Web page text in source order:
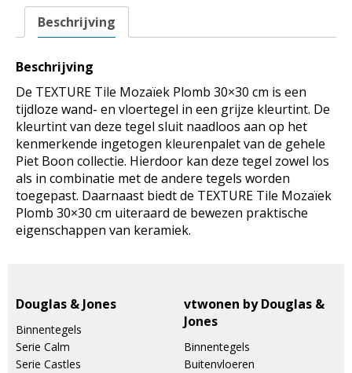
Tile
Mozaïek
30x30
Beschrijving
Beschrijving
De TEXTURE Tile Mozaïek Plomb 30×30 cm is een
tijdloze wand- en vloertegel in een grijze kleurtint. De
kleurtint van deze tegel sluit naadloos aan op het
kenmerkende ingetogen kleurenpalet van de gehele
Piet Boon collectie. Hierdoor kan deze tegel zowel los
als in combinatie met de andere tegels worden
toegepast. Daarnaast biedt de TEXTURE Tile Mozaïek
Plomb 30×30 cm uiteraard de bewezen praktische
eigenschappen van keramiek.
Douglas & Jones
Binnentegels
Serie Calm
Serie Castles
vtwonen by Douglas &
Jones
Binnentegels
Buitenvloeren